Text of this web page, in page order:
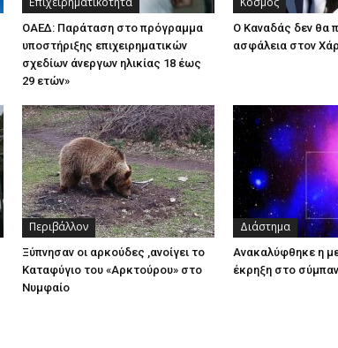
ΟΑΕΔ: Παράταση στο πρόγραμμα
υποστήριξης επιχειρηματικών
σχεδίων άνεργων ηλικίας 18 έως
29 ετών»
Ο Καναδάς δεν θα
ασφάλεια στον
Περιβάλλον
Ξύπνησαν οι αρκούδες ,ανοίγει το
Καταφύγιο του «Αρκτούρου» στο
Νυμφαίο
Διάστημα
Ανακαλύφθηκε η
έκρηξη στο σύμπαν